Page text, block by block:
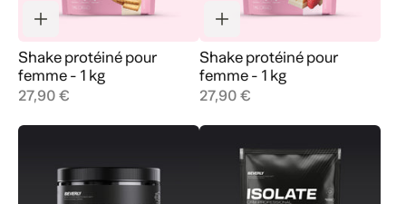
Shake protéiné pour
femme - 1 kg
27,90 €
Shake protéiné pour
femme - 1 kg
27,90 €